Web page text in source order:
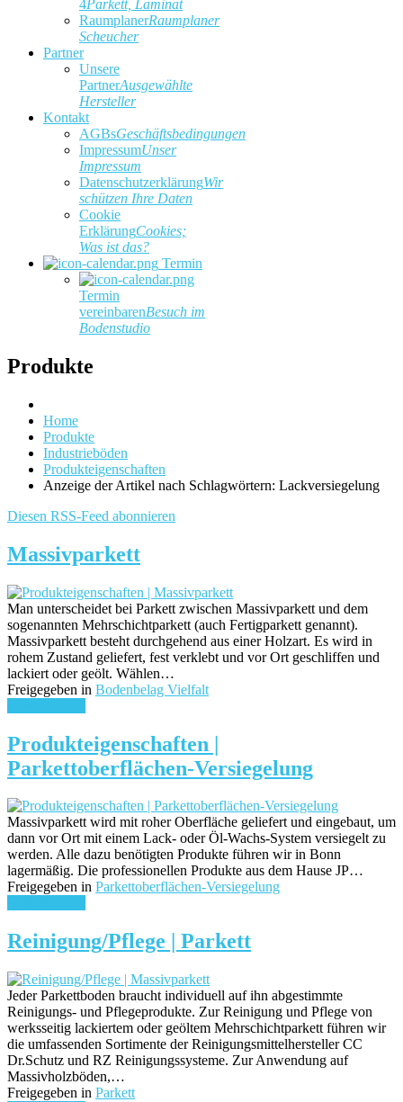
4Parkett, Laminat
RaumplanerRaumplaner
Scheucher
Partner
Unsere
PartnerAusgewählte
Hersteller
Kontakt
AGBsGeschäftsbedingungen
ImpressumUnser
Impressum
DatenschutzerklärungWir
schützen Ihre Daten
Cookie
ErklärungCookies;
Was ist das?
Termin
Termin
vereinbarenBesuch im
Bodenstudio
Produkte
Home
Produkte
Industrieböden
Produkteigenschaften
Anzeige der Artikel nach Schlagwörtern: Lackversiegelung
Diesen RSS-Feed abonnieren
Massivparkett
Man unterscheidet bei Parkett zwischen Massivparkett und dem
sogenannten Mehrschichtparkett (auch Fertigparkett genannt).
Massivparkett besteht durchgehend aus einer Holzart. Es wird in
rohem Zustand geliefert, fest verklebt und vor Ort geschliffen und
lackiert oder geölt. Wählen…
Freigegeben in Bodenbelag Vielfalt
Produkteigenschaften |
Parkettoberflächen-Versiegelung
Massivparkett wird mit roher Oberfläche geliefert und eingebaut, um
dann vor Ort mit einem Lack- oder Öl-Wachs-System versiegelt zu
werden. Alle dazu benötigten Produkte führen wir in Bonn
lagermäßig. Die professionellen Produkte aus dem Hause JP…
Freigegeben in Parkettoberflächen-Versiegelung
Reinigung/Pflege | Parkett
Jeder Parkettboden braucht individuell auf ihn abgestimmte
Reinigungs- und Pflegeprodukte. Zur Reinigung und Pflege von
werksseitig lackiertem oder geöltem Mehrschichtparkett führen wir
die umfassenden Sortimente der Reinigungsmittelhersteller CC
Dr.Schutz und RZ Reinigungssysteme. Zur Anwendung auf
Massivholzböden,…
Freigegeben in Parkett